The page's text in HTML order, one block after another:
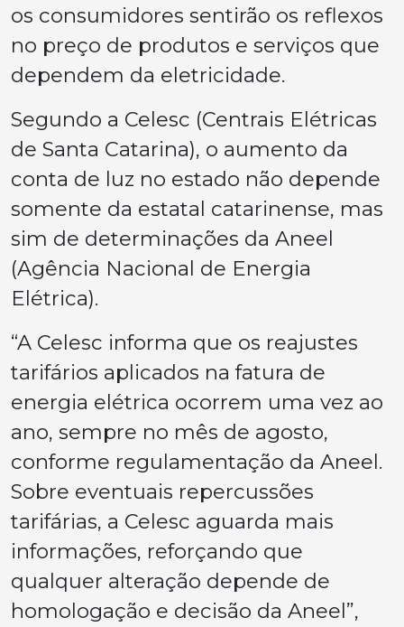
os consumidores sentirão os reflexos
no preço de produtos e serviços que
dependem da eletricidade.
Segundo a Celesc (Centrais Elétricas
de Santa Catarina), o aumento da
conta de luz no estado não depende
somente da estatal catarinense, mas
sim de determinações da Aneel
(Agência Nacional de Energia
Elétrica).
“A Celesc informa que os reajustes
tarifários aplicados na fatura de
energia elétrica ocorrem uma vez ao
ano, sempre no mês de agosto,
conforme regulamentação da Aneel.
Sobre eventuais repercussões
tarifárias, a Celesc aguarda mais
informações, reforçando que
qualquer alteração depende de
homologação e decisão da Aneel”,